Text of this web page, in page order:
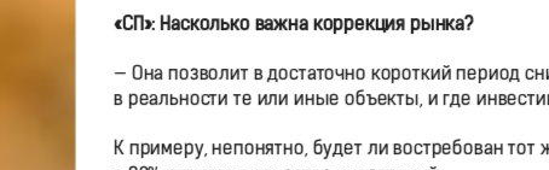
«СП»: Насколько важна коррекция рынка?
— Она позволит в достаточно короткий период
в реальности те или иные объекты, и где
К примеру, непонятно, будет ли востребован